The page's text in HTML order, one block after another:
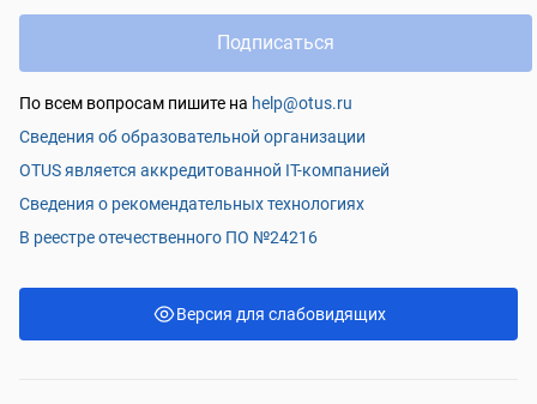
Подписаться
По всем вопросам пишите на help@otus.ru
Сведения об образовательной организации
OTUS является аккредитованной IT-компанией
Сведения о рекомендательных технологиях
В реестре отечественного ПО №24216
Версия для слабовидящих